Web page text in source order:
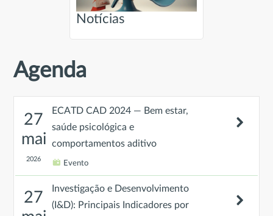
Notícias
Agenda
27
mai
2026
ECATD CAD 2024 — Bem estar,
saúde psicológica e
comportamentos aditivo
Evento
27
Investigação e Desenvolvimento
(I&D): Principais Indicadores por